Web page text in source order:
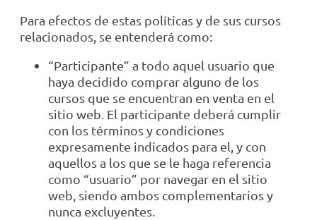
Para efectos de estas políticas y de sus cursos
relacionados, se entenderá como:
“Participante” a todo aquel usuario que
haya decidido comprar alguno de los
cursos que se encuentran en venta en el
sitio web. El participante deberá cumplir
con los términos y condiciones
expresamente indicados para el, y con
aquellos a los que se le haga referencia
como “usuario” por navegar en el sitio
web, siendo ambos complementarios y
nunca excluyentes.